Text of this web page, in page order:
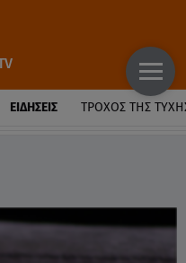
ΕΙΔΉΣΕΙΣ ΤΡΟΧΌΣ ΤΗΣ